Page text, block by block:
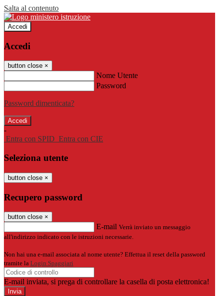
Salta al contenuto
Accedi
Accedi
button close ×
Nome Utente
Password
Password dimenticata?
-
Entra con SPID Entra con CIE
Seleziona utente
button close ×
Recupero password
button close ×
E-mail Verrà inviato un messaggio
all'indirizzo indicato con le istruzioni necessarie.
Non hai una e-mail associata al nome utente? Effettua il reset della password
tramite la Login Spaggiari
E-mail inviata, si prega di controllare la casella di posta elettronica!